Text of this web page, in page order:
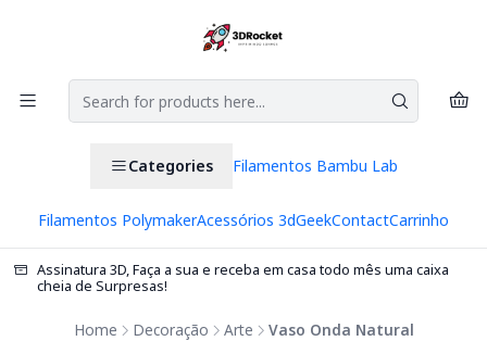
Categories Filamentos Bambu Lab
Filamentos PolymakerAcessórios 3dGeekContactCarrinho
Assinatura 3D, Faça a sua e receba em casa todo mês uma caixa
cheia de Surpresas!
Home Decoração Arte Vaso Onda Natural